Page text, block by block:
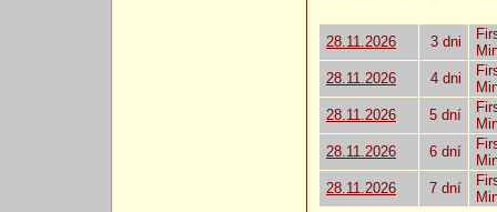
28.11.2026 3 dni
28.11.2026
4 dni
28.11.2026
5 dní
28.11.2026
6 dní
28.11.2026
7 dní